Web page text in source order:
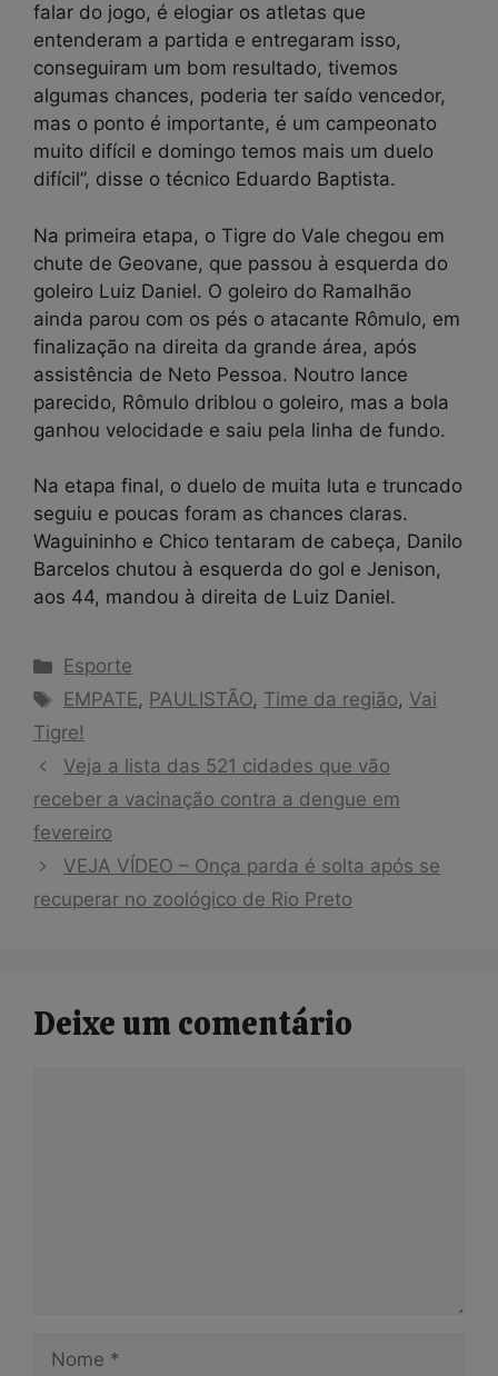
falar do jogo, é elogiar os atletas que
entenderam a partida e entregaram isso,
conseguiram um bom resultado, tivemos
algumas chances, poderia ter saído vencedor,
mas o ponto é importante, é um campeonato
muito difícil e domingo temos mais um duelo
difícil”, disse o técnico Eduardo Baptista.
Na primeira etapa, o Tigre do Vale chegou em
chute de Geovane, que passou à esquerda do
goleiro Luiz Daniel. O goleiro do Ramalhão
ainda parou com os pés o atacante Rômulo, em
finalização na direita da grande área, após
assistência de Neto Pessoa. Noutro lance
parecido, Rômulo driblou o goleiro, mas a bola
ganhou velocidade e saiu pela linha de fundo.
Na etapa final, o duelo de muita luta e truncado
seguiu e poucas foram as chances claras.
Waguininho e Chico tentaram de cabeça, Danilo
Barcelos chutou à esquerda do gol e Jenison,
aos 44, mandou à direita de Luiz Daniel.
Categorias
Esporte
Tags
EMPATE, PAULISTÃO, Time da região, Vai
Tigre!
Veja a lista das 521 cidades que vão
receber a vacinação contra a dengue em
fevereiro
VEJA VÍDEO – Onça parda é solta após se
recuperar no zoológico de Rio Preto
Deixe um comentário
Nome